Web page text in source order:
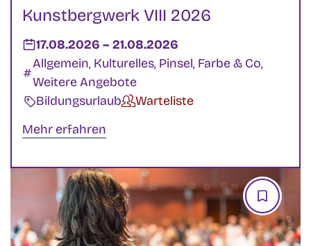
Kunstbergwerk VIII 2026
Datum:
17.08.2026 – bis
21.08.2026
Kategorien:
Allgemein, Kulturelles, Pinsel, Farbe & Co,
Weitere Angebote
Veranstaltungsart:
BildungsurlaubVerfügbarkeit:
Warteliste
Mehr erfahren